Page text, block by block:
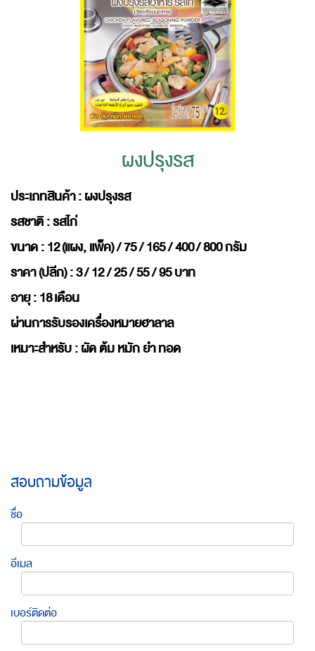
ผงปรุงรส
ประเภทสินค้า : ผงปรุงรส
รสชาติ : รสไก่
ขนาด : 12 (แผง, แพ็ค) / 75 / 165 / 400 / 800 กรัม
ราคา (ปลีก) : 3 / 12 / 25 / 55 / 95 บาท
อายุ : 18 เดือน
ผ่านการรับรองเครื่องหมายฮาลาล
เหมาะสำหรับ : ผัด ต้ม หมัก ยำ ทอด
สอบถามข้อมูล
ชื่อ
อีเมล
เบอร์ติดต่อ